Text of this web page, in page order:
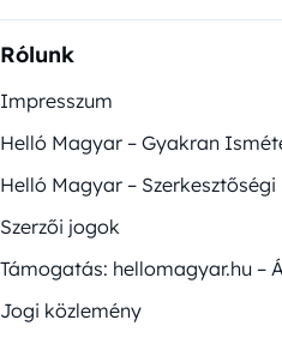
Rólunk
Impresszum
Helló Magyar – Gyakran
Helló Magyar –
Szerzői jogok
Támogatás: hellomagyar.hu –
Jogi közlemény